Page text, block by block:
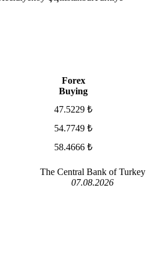
Forex
Buying
47.5229 ₺
54.7749 ₺
58.4666 ₺
The Central Bank of Turkey
07.08.2026